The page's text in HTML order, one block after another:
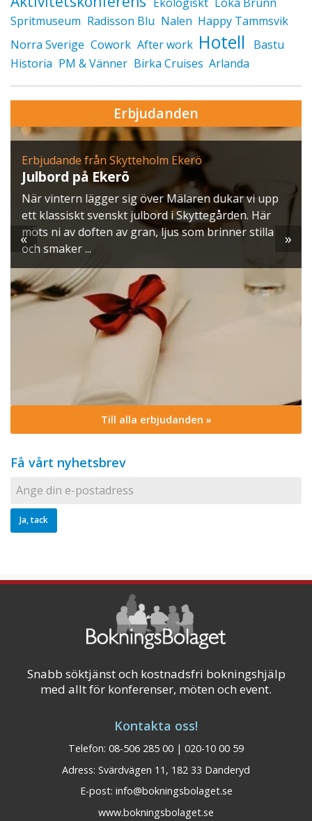
Ekologiskt Loka Brunn
Spritmuseum Radisson Blu Nalen Happy Tammsvik
Norra Sverige Cowork After work Hotell
Bastu
Historia PM & Vänner Birka Cruises Arlanda
Erbjudanden
Erbjudande från Skytteholm Ekerö
Julbord på Ekerö
När vintern lägger sig över Mälaren dukar vi upp
ett klassiskt svenskt julbord i Skyttegården. Här
möts ni av doften av gran, ljus som brinner stilla
och smaker ...
« »
Till alla erbjudanden »
Få vårt nyhetsbrev
Snabb söktjänst och kostnadsfri bokningshjälp
med allt för konferenser, möten och event.
Kontakta oss!
Telefon: 08-506 285 00 | 020-10 00 59
Adress: Svärdvägen 11, 182 33 Danderyd
E-post: info@bokningsbolaget.se
www.bokningsbolaget.se